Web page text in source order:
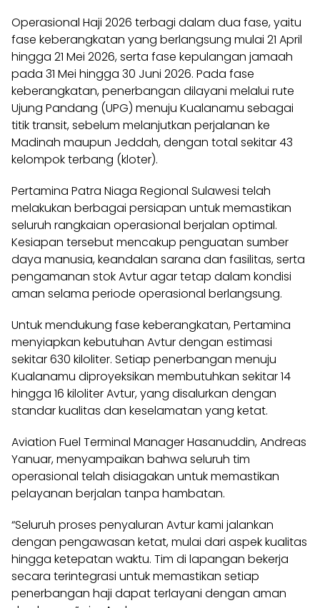
Operasional Haji 2026 terbagi dalam dua fase, yaitu
fase keberangkatan yang berlangsung mulai 21 April
hingga 21 Mei 2026, serta fase kepulangan jamaah
pada 31 Mei hingga 30 Juni 2026. Pada fase
keberangkatan, penerbangan dilayani melalui rute
Ujung Pandang (UPG) menuju Kualanamu sebagai
titik transit, sebelum melanjutkan perjalanan ke
Madinah maupun Jeddah, dengan total sekitar 43
kelompok terbang (kloter).
Pertamina Patra Niaga Regional Sulawesi telah
melakukan berbagai persiapan untuk memastikan
seluruh rangkaian operasional berjalan optimal.
Kesiapan tersebut mencakup penguatan sumber
daya manusia, keandalan sarana dan fasilitas, serta
pengamanan stok Avtur agar tetap dalam kondisi
aman selama periode operasional berlangsung.
Untuk mendukung fase keberangkatan, Pertamina
menyiapkan kebutuhan Avtur dengan estimasi
sekitar 630 kiloliter. Setiap penerbangan menuju
Kualanamu diproyeksikan membutuhkan sekitar 14
hingga 16 kiloliter Avtur, yang disalurkan dengan
standar kualitas dan keselamatan yang ketat.
Aviation Fuel Terminal Manager Hasanuddin, Andreas
Yanuar, menyampaikan bahwa seluruh tim
operasional telah disiagakan untuk memastikan
pelayanan berjalan tanpa hambatan.
“Seluruh proses penyaluran Avtur kami jalankan
dengan pengawasan ketat, mulai dari aspek kualitas
hingga ketepatan waktu. Tim di lapangan bekerja
secara terintegrasi untuk memastikan setiap
penerbangan haji dapat terlayani dengan aman